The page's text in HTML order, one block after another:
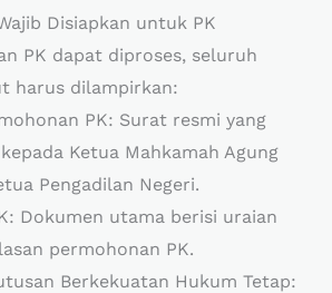
Disiapkan untuk PK
PK dapat diproses, seluruh
harus dilampirkan:
PK: Surat resmi yang
Ketua Mahkamah Agung
Pengadilan Negeri.
Dokumen utama berisi uraian
permohonan PK.
Berkekuatan Hukum Tetap: